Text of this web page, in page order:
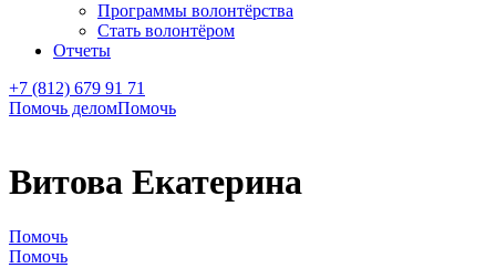
Программы волонтёрства
Стать волонтёром
Отчеты
+7 (812) 679 91 71
Помочь деломПомочь
Витова Екатерина
Помочь
Помочь